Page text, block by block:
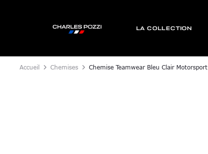
LA COLLECTION
Accueil Chemises Chemise Teamwear Bleu Clair Motorsport